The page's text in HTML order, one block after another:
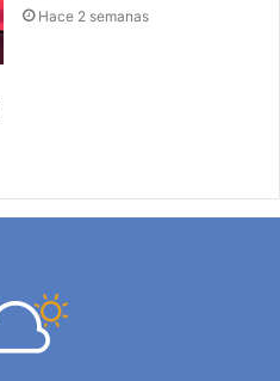
Hace 2 semanas